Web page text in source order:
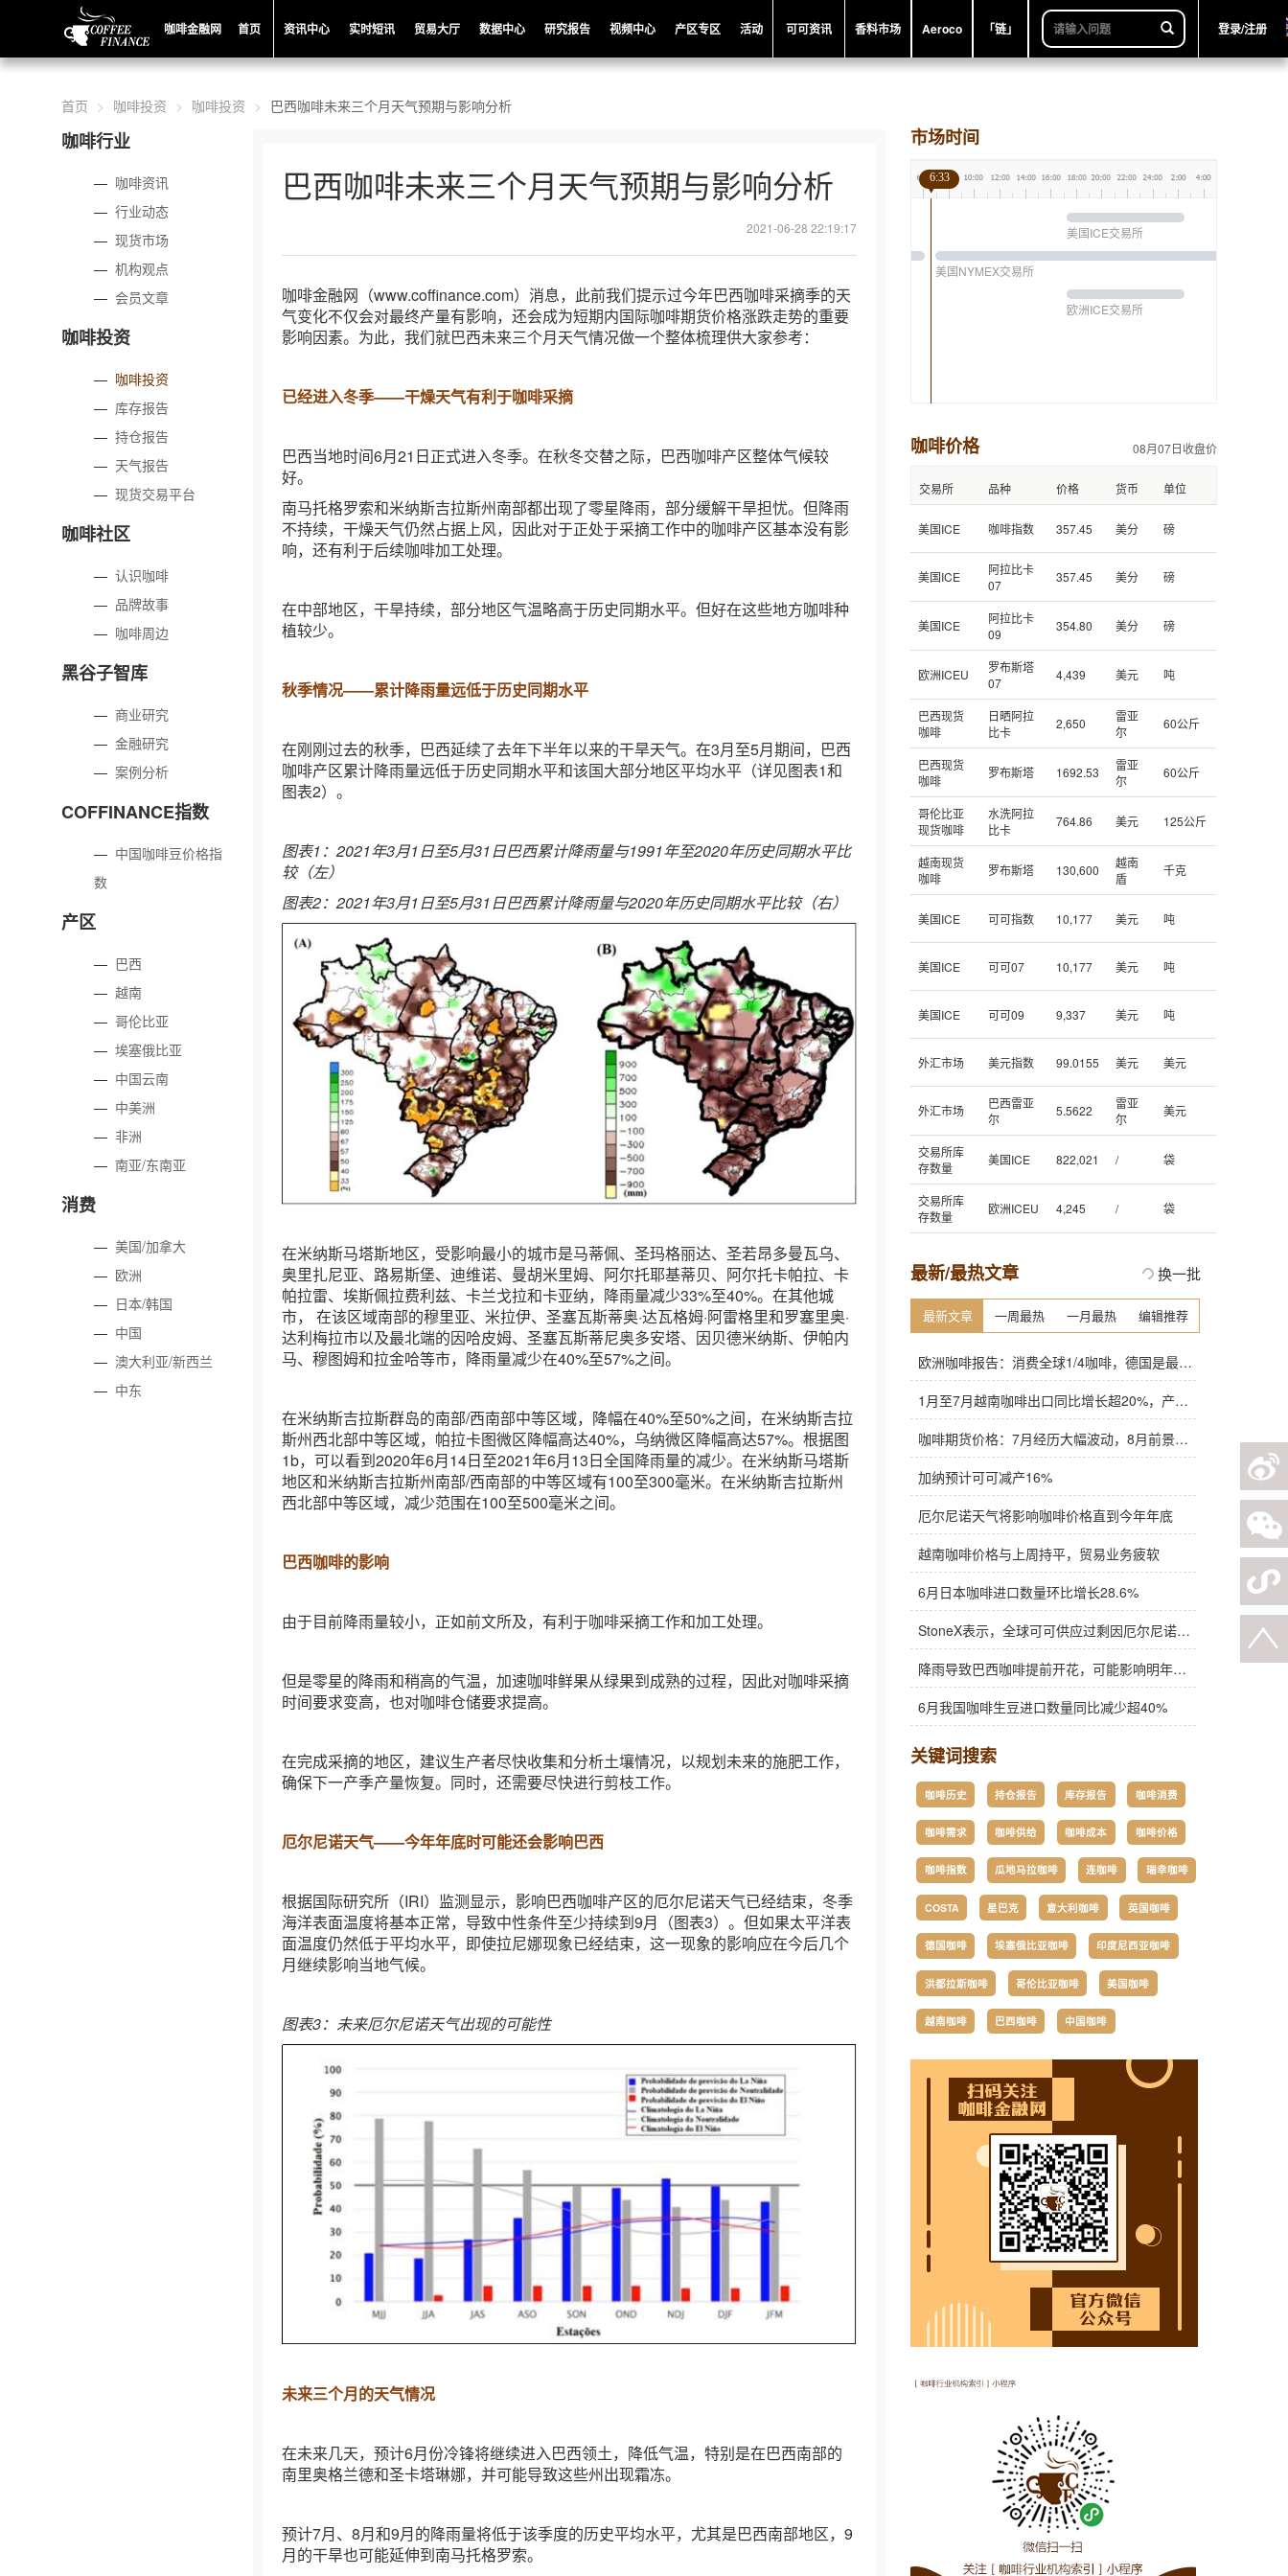
咖啡金融网 首页 资讯中心 实时短讯 贸易大厅 数据中心 研究报告 视频中心 产区专区 活动 可可资讯 香料市场 Aeroco 「链」 登录/注册
首页 咖啡投资 咖啡投资 巴西咖啡未来三个月天气预期与影响分析
咖啡行业
— 咖啡资讯
—行业动态
—现货市场
—机构观点
—会员文章
咖啡投资
— 咖啡投资
— 库存报告
—持仓报告
— 天气报告
—现货交易平台
咖啡社区
—认识咖啡
— 品牌故事
— 咖啡周边
黑谷子智库
— 商业研究
—金融研究
—案例分析
COFFINANCE指数
— 中国咖啡豆价格指
数
产区
— 巴西
—越南
—哥伦比亚
—埃塞俄比亚
— 中国云南
— 中美洲
—非洲
—南亚/东南亚
消费
—美国/加拿大
— 欧洲
— 日本/韩国
— 中国
— 澳大利亚/新西兰
— 中东
巴西咖啡未来三个月天气预期与影响分析
2021-06-28 22:19:17
咖啡金融网（www.coffinance.com）消息，此前我们提示过今年巴西咖啡采摘季的天
气变化不仅会对最终产量有影响，还会成为短期内国际咖啡期货价格涨跌走势的重要
影响因素。为此，我们就巴西未来三个月天气情况做一个整体梳理供大家参考：
已经进入冬季——干燥天气有利于咖啡采摘
巴西当地时间6月21日正式进入冬季。在秋冬交替之际，巴西咖啡产区整体气候较
好。
南马托格罗索和米纳斯吉拉斯州南部都出现了零星降雨，部分缓解干旱担忧。但降雨
不持续，干燥天气仍然占据上风，因此对于正处于采摘工作中的咖啡产区基本没有影
响，还有利于后续咖啡加工处理。
在中部地区，干旱持续，部分地区气温略高于历史同期水平。但好在这些地方咖啡种
植较少。
秋季情况——累计降雨量远低于历史同期水平
在刚刚过去的秋季，巴西延续了去年下半年以来的干旱天气。在3月至5月期间，巴西
咖啡产区累计降雨量远低于历史同期水平和该国大部分地区平均水平（详见图表1和
图表2）。
图表1：2021年3月1日至5月31日巴西累计降雨量与1991年至2020年历史同期水平比
较（左）
图表2：2021年3月1日至5月31日巴西累计降雨量与2020年历史同期水平比较（右）
在米纳斯马塔斯地区，受影响最小的城市是马蒂佩、圣玛格丽达、圣若昂多曼瓦乌、
奥里扎尼亚、路易斯堡、迪维诺、曼胡米里姆、阿尔托耶基蒂贝、阿尔托卡帕拉、卡
帕拉雷、埃斯佩拉费利兹、卡兰戈拉和卡亚纳，降雨量减少33%至40%。在其他城
市， 在该区域南部的穆里亚、米拉伊、圣塞瓦斯蒂奥·达瓦格姆·阿雷格里和罗塞里奥·
达利梅拉市以及最北端的因哈皮姆、圣塞瓦斯蒂尼奥多安塔、因贝德米纳斯、伊帕内
马、穆图姆和拉金哈等市，降雨量减少在40%至57%之间。
在米纳斯吉拉斯群岛的南部/西南部中等区域，降幅在40%至50%之间，在米纳斯吉拉
斯州西北部中等区域，帕拉卡图微区降幅高达40%，乌纳微区降幅高达57%。根据图
1b，可以看到2020年6月14日至2021年6月13日全国降雨量的减少。在米纳斯马塔斯
地区和米纳斯吉拉斯州南部/西南部的中等区域有100至300毫米。在米纳斯吉拉斯州
西北部中等区域，减少范围在100至500毫米之间。
巴西咖啡的影响
由于目前降雨量较小，正如前文所及，有利于咖啡采摘工作和加工处理。
但是零星的降雨和稍高的气温，加速咖啡鲜果从绿果到成熟的过程，因此对咖啡采摘
时间要求变高，也对咖啡仓储要求提高。
在完成采摘的地区，建议生产者尽快收集和分析土壤情况，以规划未来的施肥工作，
确保下一产季产量恢复。同时，还需要尽快进行剪枝工作。
厄尔尼诺天气——今年年底时可能还会影响巴西
根据国际研究所（IRI）监测显示，影响巴西咖啡产区的厄尔尼诺天气已经结束，冬季
海洋表面温度将基本正常，导致中性条件至少持续到9月（图表3）。但如果太平洋表
面温度仍然低于平均水平，即使拉尼娜现象已经结束，这一现象的影响应在今后几个
月继续影响当地气候。
图表3：未来厄尔尼诺天气出现的可能性
未来三个月的天气情况
在未来几天，预计6月份冷锋将继续进入巴西领土，降低气温，特别是在巴西南部的
南里奥格兰德和圣卡塔琳娜，并可能导致这些州出现霜冻。
预计7月、8月和9月的降雨量将低于该季度的历史平均水平，尤其是巴西南部地区，9
月的干旱也可能延伸到南马托格罗索。
市场时间
美国ICE交易所
美国NYMEX交易所
欧洲ICE交易所
6:33
咖啡价格 08月07日收盘价
交易所 品种 价格 货币 单位
美国ICE 咖啡指数 357.45 美分 磅
美国ICE
阿拉比卡
07
357.45 美分 磅
美国ICE
阿拉比卡
09
354.80 美分 磅
欧洲ICEU
罗布斯塔
07
4,439 美元 吨
巴西现货
咖啡
日晒阿拉
比卡
2,650
雷亚
尔
60公斤
巴西现货
咖啡
罗布斯塔 1692.53
雷亚
尔
60公斤
哥伦比亚
现货咖啡
水洗阿拉
比卡
764.86 美元 125公斤
越南现货
咖啡
罗布斯塔 130,600
越南
盾
千克
美国ICE 可可指数 10,177 美元 吨
美国ICE 可可07 10,177 美元 吨
美国ICE 可可09 9,337 美元 吨
外汇市场 美元指数 99.0155 美元 美元
外汇市场
巴西雷亚
尔
5.5622
雷亚
尔
美元
交易所库
存数量
美国ICE 822,021 / 袋
交易所库
存数量
欧洲ICEU 4,245 / 袋
最新/最热文章 换一批
最新文章 一周最热 一月最热 编辑推荐
欧洲咖啡报告：消费全球1/4咖啡，德国是最大进口国，意大利在烘焙咖啡生产中领先
1月至7月越南咖啡出口同比增长超20%，产量也将是过去四年来最高
咖啡期货价格：7月经历大幅波动，8月前景依旧不明朗
加纳预计可可减产16%
厄尔尼诺天气将影响咖啡价格直到今年年底
越南咖啡价格与上周持平，贸易业务疲软
6月日本咖啡进口数量环比增长28.6%
StoneX表示，全球可可供应过剩因厄尔尼诺而萎缩
降雨导致巴西咖啡提前开花，可能影响明年产量，造成近期价格波动极不稳定
6月我国咖啡生豆进口数量同比减少超40%
关键词搜索
咖啡历史 持仓报告 库存报告 咖啡消费
咖啡需求 咖啡供给 咖啡成本 咖啡价格
咖啡指数 瓜地马拉咖啡 连咖啡 瑞幸咖啡
COSTA 星巴克 意大利咖啡 英国咖啡
德国咖啡 埃塞俄比亚咖啡 印度尼西亚咖啡
洪都拉斯咖啡 哥伦比亚咖啡 美国咖啡
越南咖啡 巴西咖啡 中国咖啡